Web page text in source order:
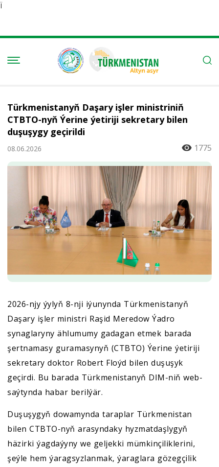
Ï
Türkmenistanyň Daşary işler ministriniň
CTBTO-nyň Ýerine ýetiriji sekretary bilen
duşuşygy geçirildi
08.06.2026 1775
2026-njy ýylyň 8-nji iýunynda Türkmenistanyň
Daşary işler ministri Raşid Meredow Ýadro
synaglaryny ählumumy gadagan etmek barada
şertnamasy guramasynyň (CTBTO) Ýerine ýetiriji
sekretary doktor Robert Floýd bilen duşuşyk
geçirdi. Bu barada Türkmenistanyň DIM-niň web-
saýtynda habar berilýär.
Duşuşygyň dowamynda taraplar Türkmenistan
bilen CTBTO-nyň arasyndaky hyzmatdaşlygyň
häzirki ýagdaýyny we geljekki mümkinçiliklerini,
şeýle hem ýaragsyzlanmak, ýaraglara gözegçilik